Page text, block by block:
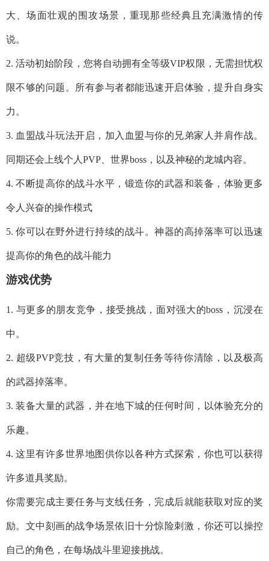
大、场面壮观的围攻场景，重现那些经典且充满激情的传
说。
2. 活动初始阶段，您将自动拥有全等级VIP权限，无需担忧权
限不够的问题。所有参与者都能迅速开启体验，提升自身实
力。
3. 血盟战斗玩法开启，加入血盟与你的兄弟家人并肩作战。
同期还会上线个人PVP、世界boss，以及神秘的龙城内容。
4. 不断提高你的战斗水平，锻造你的武器和装备，体验更多
令人兴奋的操作模式
5. 你可以在野外进行持续的战斗。神器的高掉落率可以迅速
提高你的角色的战斗能力
游戏优势
1. 与更多的朋友竞争，接受挑战，面对强大的boss，沉浸在
中。
2. 超级PVP竞技，有大量的复制任务等待你清除，以及极高
的武器掉落率。
3. 装备大量的武器，并在地下城的任何时间，以体验充分的
乐趣。
4. 这里有许多世界地图供你以各种方式探索，你也可以获得
许多道具奖励。
你需要完成主要任务与支线任务，完成后就能获取对应的奖
励。文中刻画的战争场景依旧十分惊险刺激，你还可以操控
自己的角色，在每场战斗里迎接挑战。